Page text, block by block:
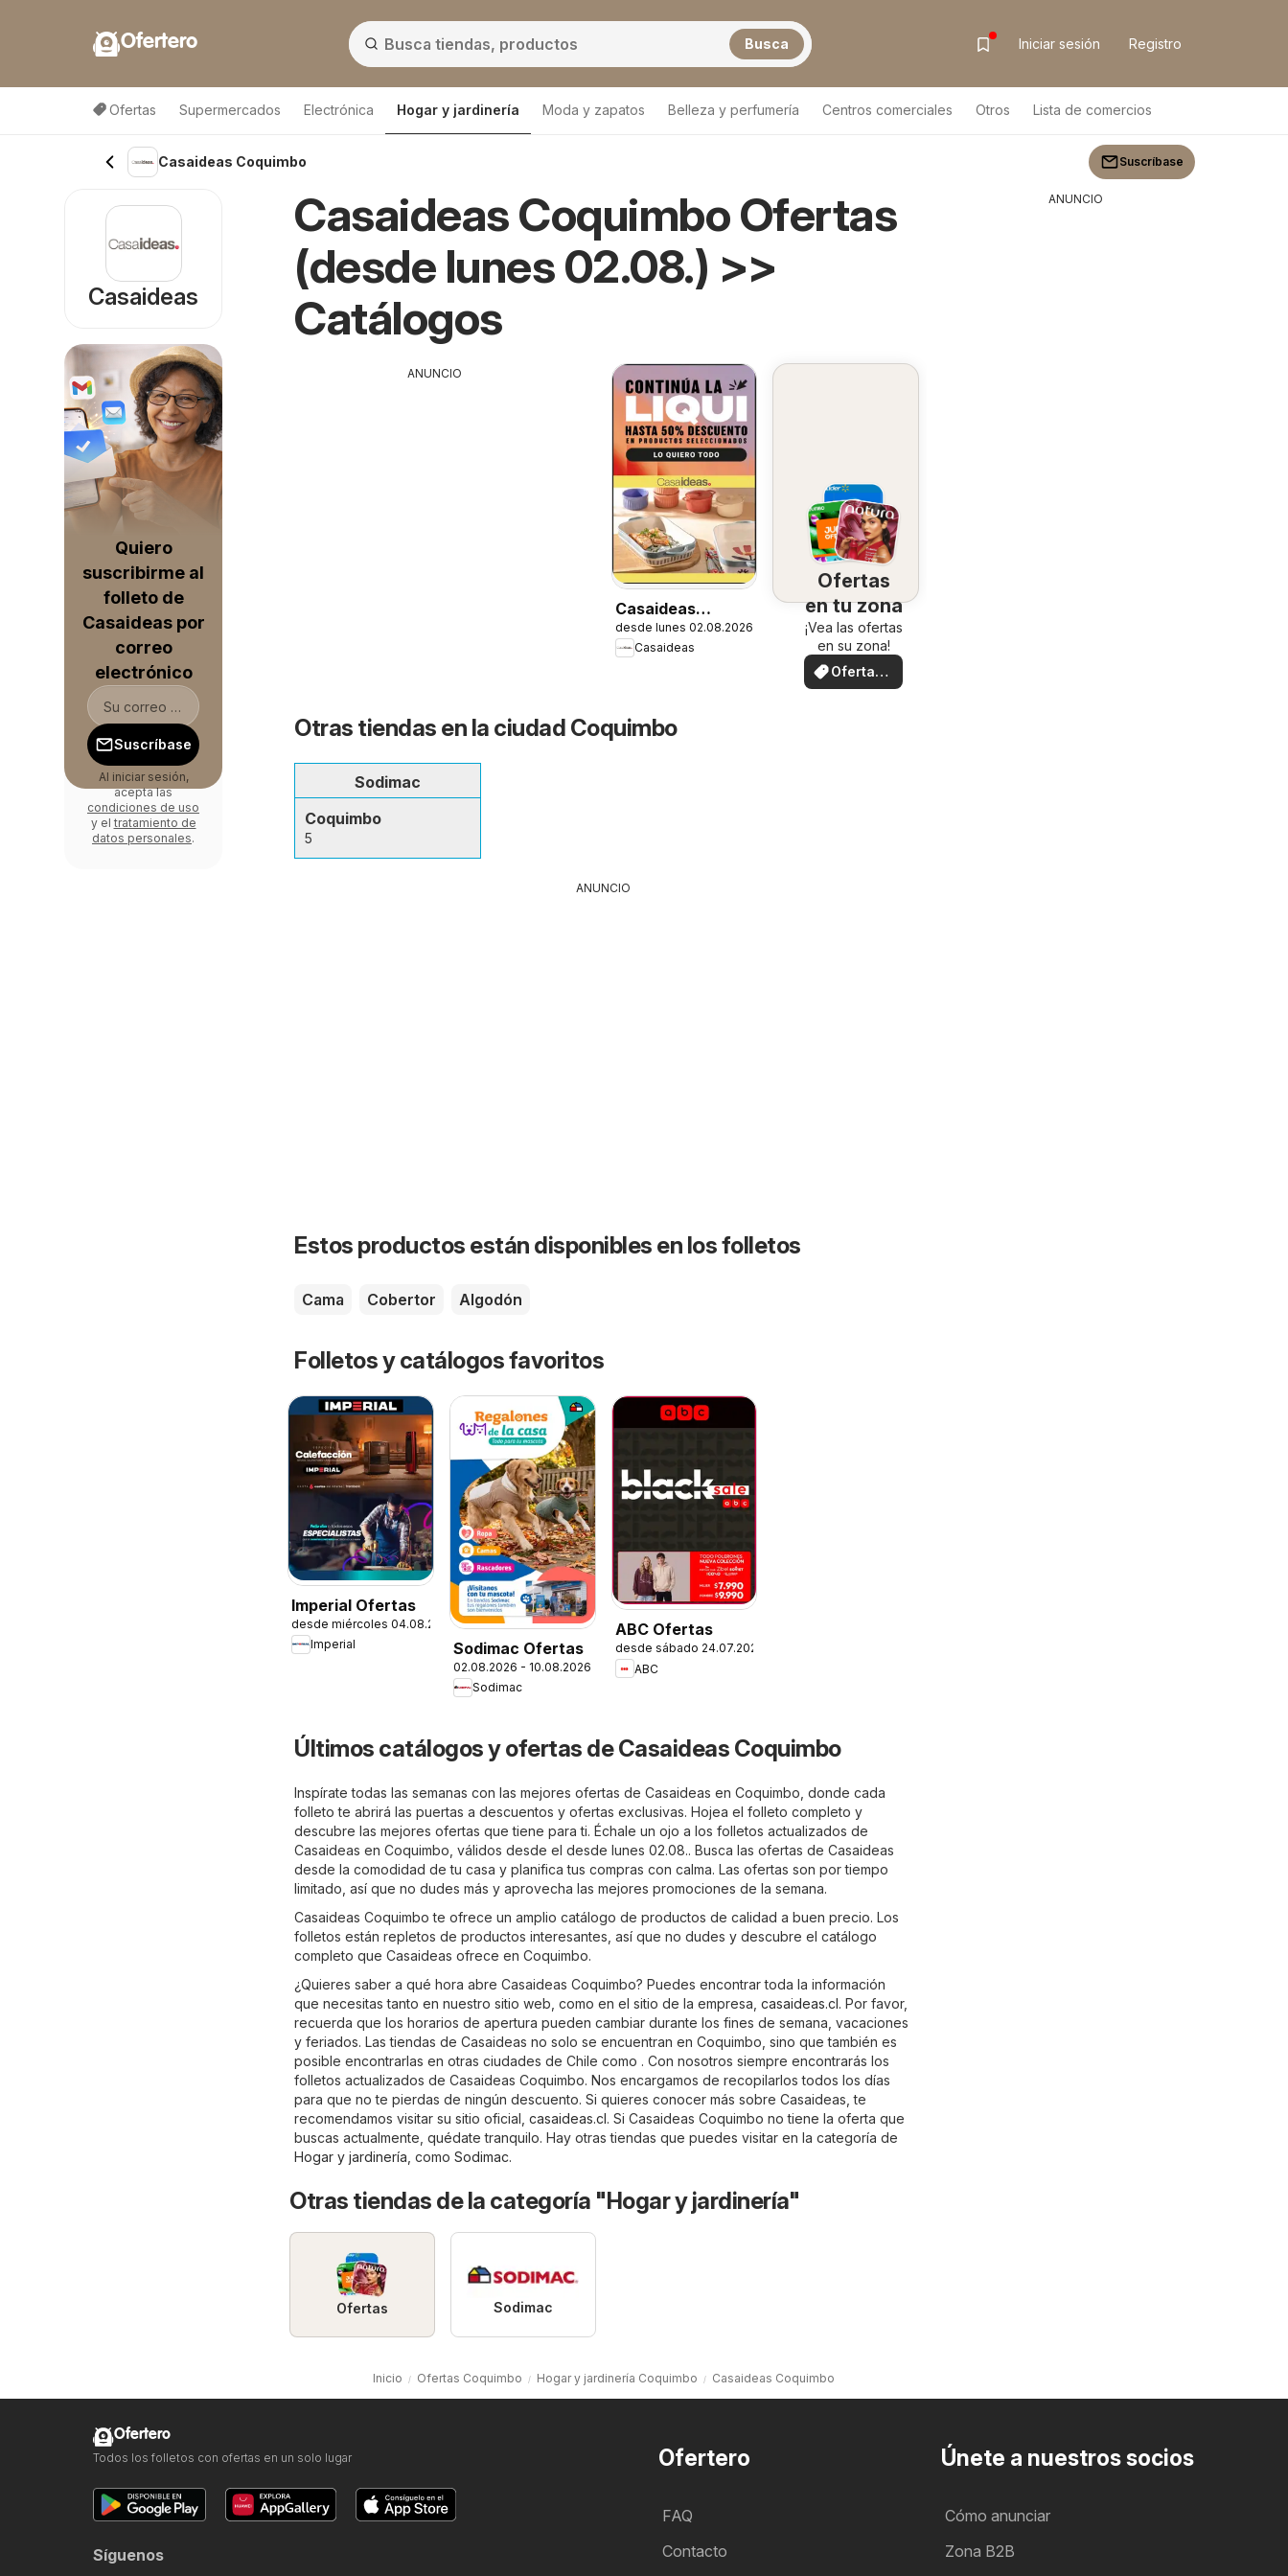
Ofertero Busca Iniciar sesión Registro
Ofertas Supermercados Electrónica Hogar y jardinería Moda y zapatos Belleza y perfumería Centros comerciales Otros Lista de comercios
Casaideas Coquimbo Suscríbase
Casaideas Coquimbo Ofertas
(desde lunes 02.08.) >>
Catálogos
ANUNCIO
Casaideas
Ofertas
desde lunes 02.08.2026
Casaideas
Ofertas
en tu zona
¡Vea las ofertas
en su zona!
Ofertas
locales
Otras tiendas en la ciudad Coquimbo
Sodimac
Coquimbo
5
ANUNCIO
Estos productos están disponibles en los folletos
Cama Cobertor Algodón
Folletos y catálogos favoritos
Imperial Ofertas
desde miércoles 04.08.2026
Imperial
Sodimac Ofertas
02.08.2026 - 10.08.2026
Sodimac
ABC Ofertas
desde sábado 24.07.2026
ABC
Últimos catálogos y ofertas de Casaideas Coquimbo
Inspírate todas las semanas con las mejores ofertas de Casaideas en Coquimbo, donde cada
folleto te abrirá las puertas a descuentos y ofertas exclusivas. Hojea el folleto completo y
descubre las mejores ofertas que tiene para ti. Échale un ojo a los folletos actualizados de
Casaideas en Coquimbo, válidos desde el desde lunes 02.08.. Busca las ofertas de Casaideas
desde la comodidad de tu casa y planifica tus compras con calma. Las ofertas son por tiempo
limitado, así que no dudes más y aprovecha las mejores promociones de la semana.
Casaideas Coquimbo te ofrece un amplio catálogo de productos de calidad a buen precio. Los
folletos están repletos de productos interesantes, así que no dudes y descubre el catálogo
completo que Casaideas ofrece en Coquimbo.
¿Quieres saber a qué hora abre Casaideas Coquimbo? Puedes encontrar toda la información
que necesitas tanto en nuestro sitio web, como en el sitio de la empresa, casaideas.cl. Por favor,
recuerda que los horarios de apertura pueden cambiar durante los fines de semana, vacaciones
y feriados. Las tiendas de Casaideas no solo se encuentran en Coquimbo, sino que también es
posible encontrarlas en otras ciudades de Chile como . Con nosotros siempre encontrarás los
folletos actualizados de Casaideas Coquimbo. Nos encargamos de recopilarlos todos los días
para que no te pierdas de ningún descuento. Si quieres conocer más sobre Casaideas, te
recomendamos visitar su sitio oficial, casaideas.cl. Si Casaideas Coquimbo no tiene la oferta que
buscas actualmente, quédate tranquilo. Hay otras tiendas que puedes visitar en la categoría de
Hogar y jardinería , como Sodimac.
Otras tiendas de la categoría "Hogar y jardinería"
Ofertas Sodimac
Inicio Ofertas Coquimbo Hogar y jardinería Coquimbo Casaideas Coquimbo
Casaideas
Quiero
suscribirme al
folleto de
Casaideas por
correo
electrónico
Suscríbase
Al iniciar sesión,
acepta las
condiciones de uso
y el tratamiento de
datos personales.
ANUNCIO
Ofertero
FAQ
Contacto
Únete a nuestros socios
Cómo anunciar
Zona B2B
Ofertero
Todos los folletos con ofertas en un solo lugar
Síguenos